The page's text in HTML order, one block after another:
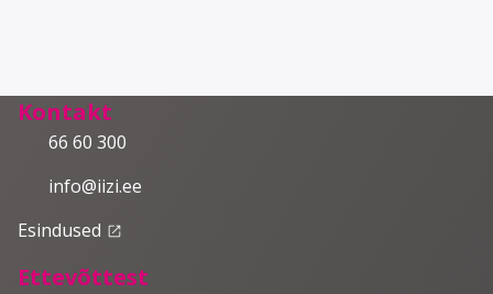
Kontakt
66 60 300
info@iizi.ee
Esindused launch
Ettevõttest